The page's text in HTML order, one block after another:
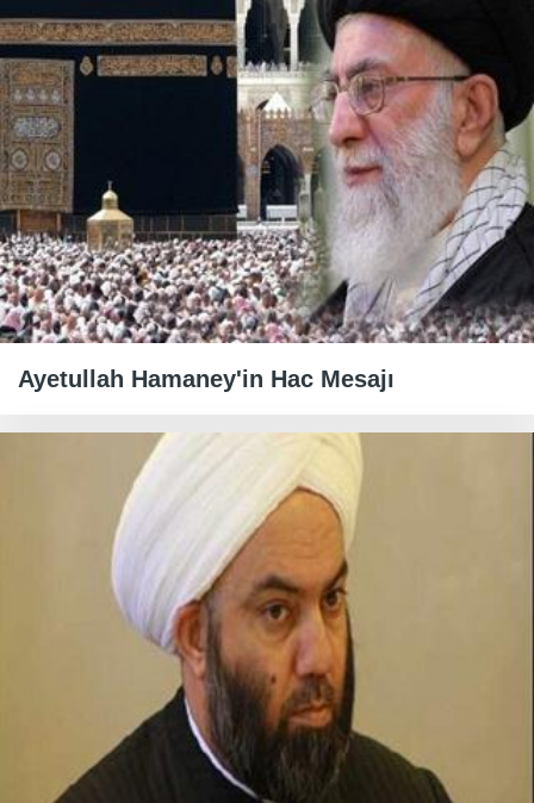
Ayetullah Hamaney'in Hac Mesajı